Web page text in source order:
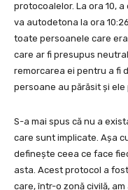
protocoalelor. La ora 10,
va autodetona la ora
toate persoanele care
care ar fi presupus
remorcarea ei pentru a fi
persoane au părăsit și
S-a mai spus că nu a
care sunt implicate. Așa
definește ceea ce face
asta. Acest protocol a
care, într-o zonă civilă,